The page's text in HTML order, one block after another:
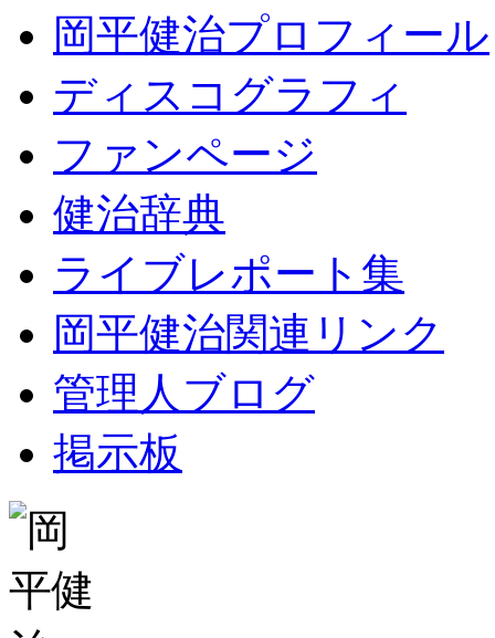
岡平健治プロフィール
ディスコグラフィ
ファンページ
健治辞典
ライブレポート集
岡平健治関連リンク
管理人ブログ
掲示板